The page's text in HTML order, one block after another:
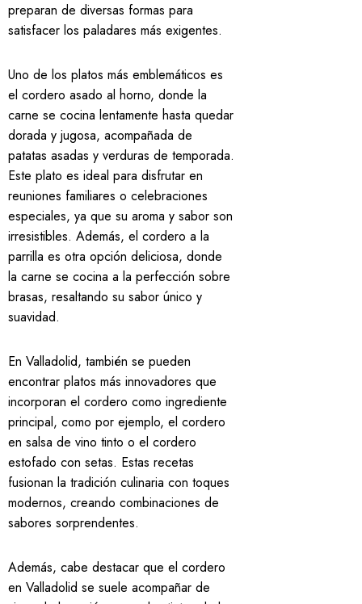
preparan de diversas formas para
satisfacer los paladares más exigentes.
Uno de los platos más emblemáticos es
el cordero asado al horno, donde la
carne se cocina lentamente hasta quedar
dorada y jugosa, acompañada de
patatas asadas y verduras de temporada.
Este plato es ideal para disfrutar en
reuniones familiares o celebraciones
especiales, ya que su aroma y sabor son
irresistibles. Además, el cordero a la
parrilla es otra opción deliciosa, donde
la carne se cocina a la perfección sobre
brasas, resaltando su sabor único y
suavidad.
En Valladolid, también se pueden
encontrar platos más innovadores que
incorporan el cordero como ingrediente
principal, como por ejemplo, el cordero
en salsa de vino tinto o el cordero
estofado con setas. Estas recetas
fusionan la tradición culinaria con toques
modernos, creando combinaciones de
sabores sorprendentes.
Además, cabe destacar que el cordero
en Valladolid se suele acompañar de